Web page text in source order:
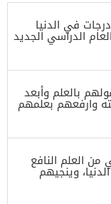
في الدنيا
الدراسي الجديد
بالعلم وأبعد
وارفعهم بعلمهم
من العلم النافع
وينجيهم